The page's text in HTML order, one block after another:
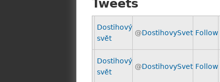
Tweets
Dostihový
svět
@DostihovySvet Follow
Dostihový
svět
@DostihovySvet Follow